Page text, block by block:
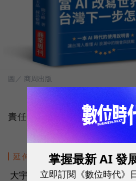
圖／ 商周出版
責任編輯：蘇柔瑋
延伸閱讀
大宇資拚轉骨！改名「光聚晶
掌握最新 AI 發
立即訂閱《數位時代》